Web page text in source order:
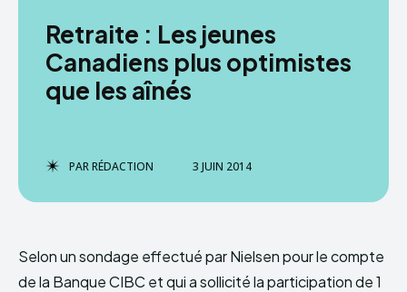
Retraite : Les jeunes
Canadiens plus optimistes
que les aînés
PARRÉDACTION 3 JUIN 2014
Selon un sondage effectué par Nielsen pour le compte
de la Banque CIBC et qui a sollicité la participation de 1